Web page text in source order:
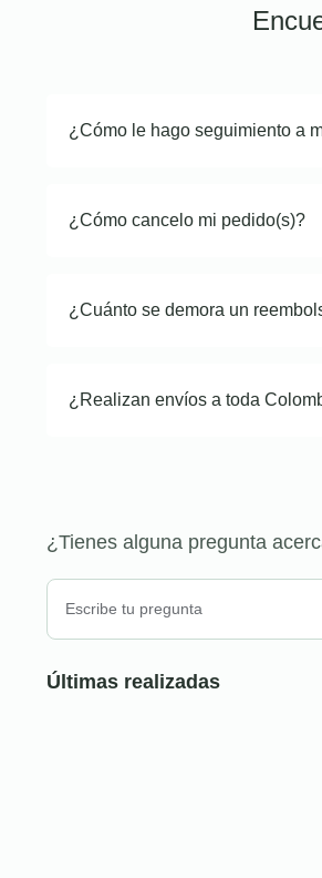
¿Cómo le hago seguimiento a
¿Cómo cancelo mi pedido(s)?
¿Cuánto se demora un
¿Realizan envíos a toda
¿Tienes alguna pregunta
Últimas realizadas